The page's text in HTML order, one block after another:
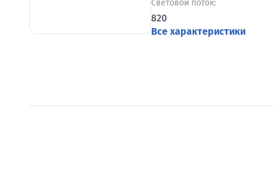
Световой поток:
820
Все характеристики